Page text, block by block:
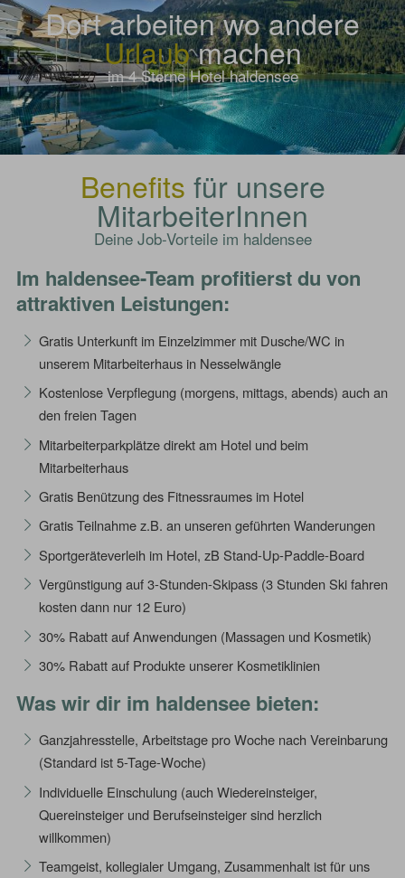
Dort arbeiten wo andere
Urlaubmachen
im 4 Sterne Hotel haldensee
Benefits für unsere
MitarbeiterInnen
Deine Job-Vorteile im haldensee
Im haldensee-Team profitierst du von
attraktiven Leistungen:
Gratis Unterkunft im Einzelzimmer mit Dusche/WC in
unserem Mitarbeiterhaus in Nesselwängle
Kostenlose Verpflegung (morgens, mittags, abends) auch an
den freien Tagen
Mitarbeiterparkplätze direkt am Hotel und beim
Mitarbeiterhaus
Gratis Benützung des Fitnessraumes im Hotel
Gratis Teilnahme z.B. an unseren geführten Wanderungen
Sportgeräteverleih im Hotel, zB Stand-Up-Paddle-Board
Vergünstigung auf 3-Stunden-Skipass (3 Stunden Ski fahren
kosten dann nur 12 Euro)
30% Rabatt auf Anwendungen (Massagen und Kosmetik)
30% Rabatt auf Produkte unserer Kosmetiklinien
Was wir dir im haldensee bieten:
Ganzjahresstelle, Arbeitstage pro Woche nach Vereinbarung
(Standard ist 5-Tage-Woche)
Individuelle Einschulung (auch Wiedereinsteiger,
Quereinsteiger und Berufseinsteiger sind herzlich
willkommen)
Teamgeist, kollegialer Umgang, Zusammenhalt ist für uns